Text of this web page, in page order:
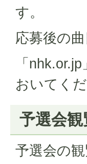
す。
応募後の
「
おいてくだ
予選会
予選会の